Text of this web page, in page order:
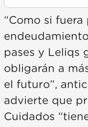
“Como si fuera
pases y Leliqs
obligarán a
el futuro”,
advierte que
Cuidados